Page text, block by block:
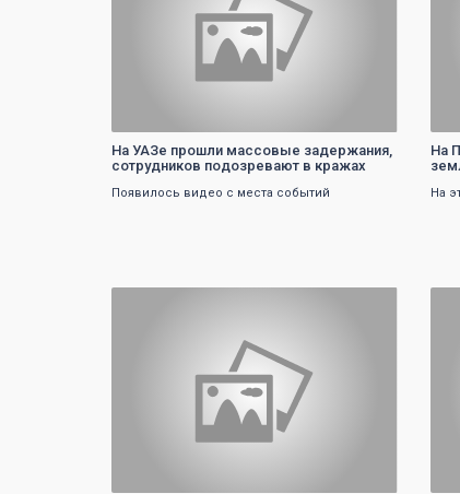
На УАЗе прошли массовые задержания,
сотрудников подозревают в кражах
Появилось видео с места событий
На
На